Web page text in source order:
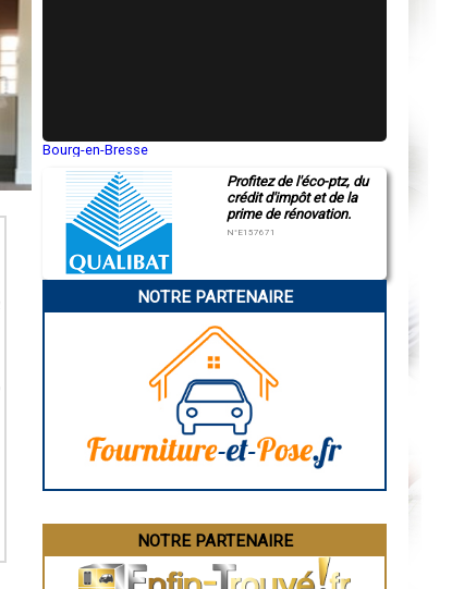
Bourg-en-Bresse
Montluçon
Manosque
Gap
Charleville-Mézières
Pamiers
Narbonne
Brive-la-Gaillarde
Guéret
Besançon
Évreux
Chartres
Profitez de l'éco-ptz, du
crédit d'impôt et de la
prime de rénovation.
N°E157671
NOTRE PARTENAIRE
NOTRE PARTENAIRE